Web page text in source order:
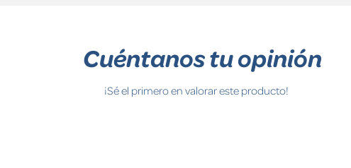
Cuéntanos tu opinión
¡Sé el primero en valorar este producto!